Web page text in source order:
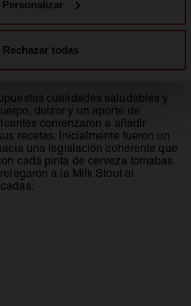
Personalizar
Rechazar todas
con menos consideración
del alcohol se recomendaba a
cualidades saludables y
dulzor y un aporte de
comenzaron a añadir
recetas. Inicialmente fueron un
una legislación coherente que
cada pinta de cerveza tomabas
a la Milk Stout al